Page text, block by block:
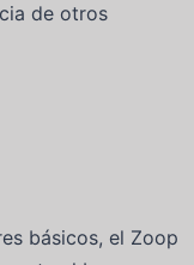
de otros
básicos, el Zoop